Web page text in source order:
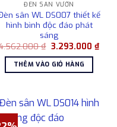
₫.
ĐÈN SÂN VƯỜN
sân WL DS007 thiết kế
hình bình độc đáo phát
sáng
₫ Giá
là:
4.562.000 ₫.
3.293.000 ₫Giá
hiện
THÊM VÀO GIỎ HÀNG